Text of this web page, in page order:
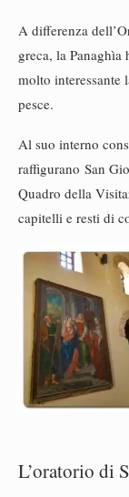
A differenza
greca, la Panaghìa
molto interessante
pesce.
Al suo interno
raffigurano San
Quadro della
capitelli e resti di
L’oratorio di